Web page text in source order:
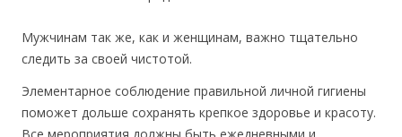
Мужчинам так же, как и женщинам, важно тщательно
следить за своей чистотой.
Элементарное соблюдение правильной личной гигиены
поможет дольше сохранять крепкое здоровье и красоту.